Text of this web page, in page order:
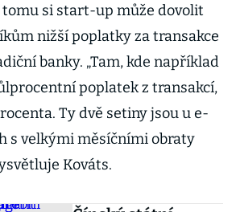
tomu si start-up může dovolit
nižší poplatky za transakce
banky. „Tam, kde například
poplatek z transakcí,
Ty dvě setiny jsou u e-
s velkými měsíčními obraty
Kováts.